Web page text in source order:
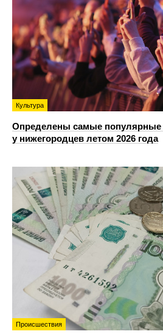
Культура
Определены самые популярные
у нижегородцев летом 2026 года
Происшествия